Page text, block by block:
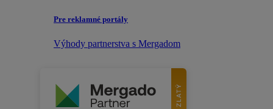
Pre reklamné portály
Výhody partnerstva s Mergadom